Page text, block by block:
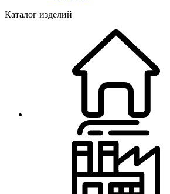
Каталог изделий